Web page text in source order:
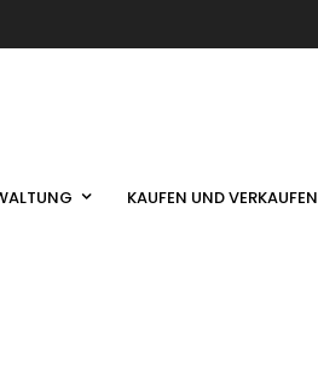
KAUFEN UND VERKAUFEN